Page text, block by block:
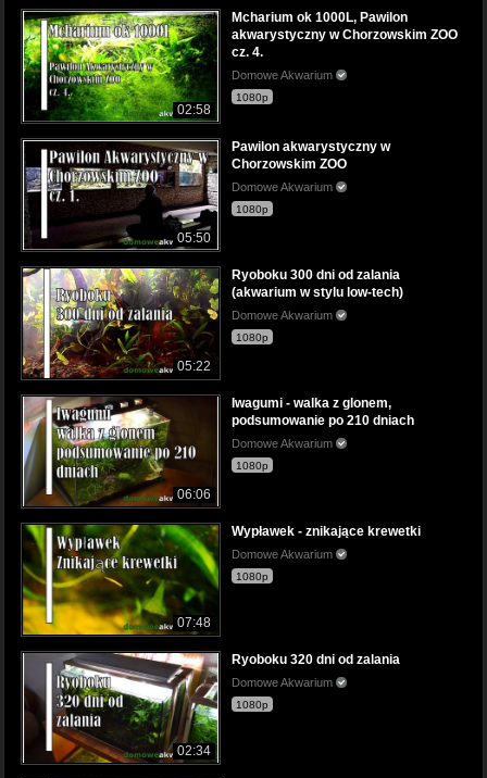
02:58
Mcharium ok 1000L, Pawilon
akwarystyczny w Chorzowskim ZOO
cz. 4.
Domowe Akwarium
1080p
05:50
Pawilon akwarystyczny w
Chorzowskim ZOO
Domowe Akwarium
1080p
05:22
Ryoboku 300 dni od zalania
(akwarium w stylu low-tech)
Domowe Akwarium
1080p
06:06
Iwagumi - walka z glonem,
podsumowanie po 210 dniach
Domowe Akwarium
1080p
07:48
Wypławek - znikające krewetki
Domowe Akwarium
1080p
02:34
Ryoboku 320 dni od zalania
Domowe Akwarium
1080p